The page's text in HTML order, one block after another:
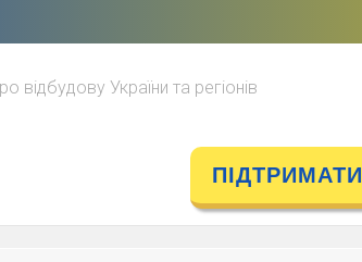
відбудову України та регіонів
ПІДТРИМАТИ